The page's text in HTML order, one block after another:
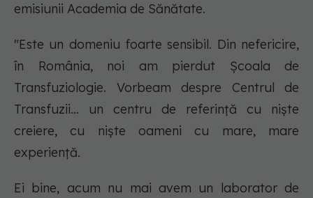
emisiunii Academia de Sănătate.
"Este un domeniu foarte sensibil. Din nefericire,
în România, noi am pierdut Școala de
Transfuziologie. Vorbeam despre Centrul de
Transfuzii... un centru de referință cu niște
creiere, cu niște oameni cu mare, mare
experiență.
Ei bine, acum nu mai avem un laborator de